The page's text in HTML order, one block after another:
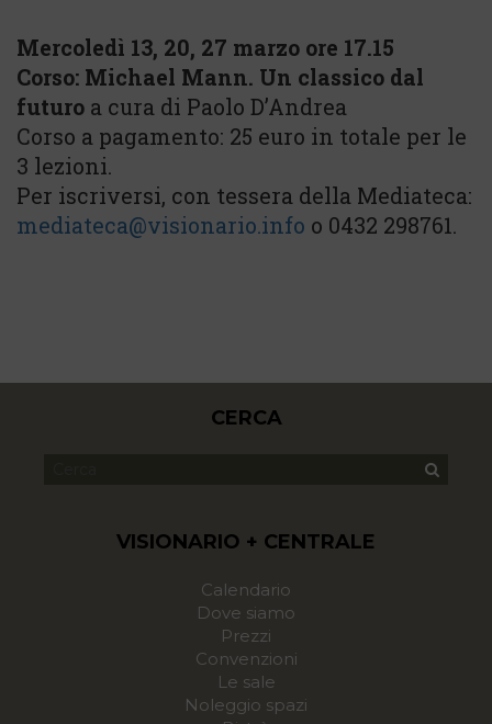
Mercoledì 13, 20, 27 marzo ore 17.15
Corso: Michael Mann. Un classico dal
futuro a cura di Paolo D’Andrea
Corso a pagamento: 25 euro in totale per le
3 lezioni.
Per iscriversi, con tessera della Mediateca:
mediateca@visionario.info o 0432 298761.
CERCA
VISIONARIO + CENTRALE
Calendario
Dove siamo
Prezzi
Convenzioni
Le sale
Noleggio spazi